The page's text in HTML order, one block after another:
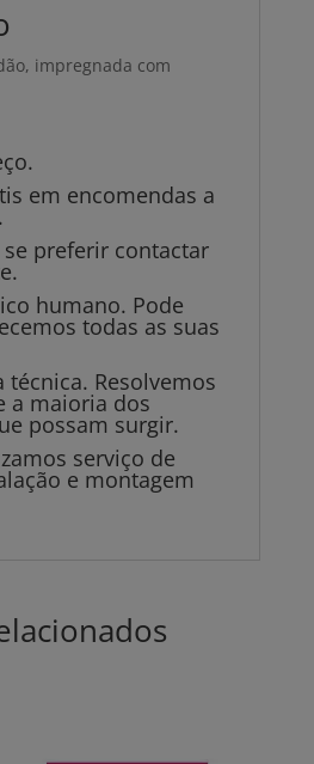
impregnada com
em encomendas a
preferir contactar
humano. Pode
todas as suas
técnica. Resolvemos
a maioria dos
possam surgir.
serviço de
e montagem